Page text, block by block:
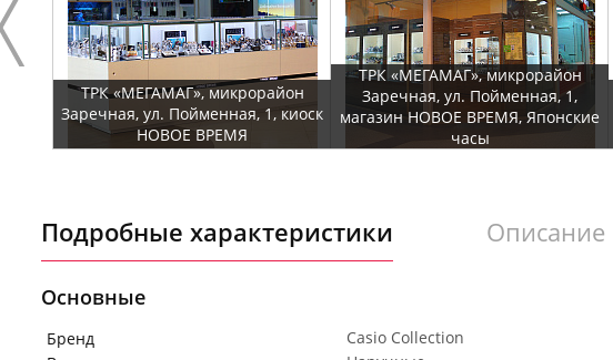
ТРК «МЕГАМАГ», микрорайон
Заречная, ул. Пойменная, 1, киоск
НОВОЕ ВРЕМЯ
ТРК «МЕГАМАГ», микрорайон
Заречная, ул. Пойменная, 1,
магазин НОВОЕ ВРЕМЯ, Японские
часы
Подробные характеристики Описание
Основные
Бренд
Casio Collection